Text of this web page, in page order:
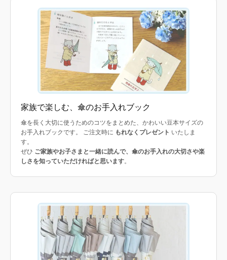
家族で楽しむ、傘のお手入れブック
傘を長く大切に使うためのコツをまとめた、かわいい豆本サイズの
お手入れブックです。 ご注文時に もれなくプレゼント いたしま
す。
ぜひ ご家族やお子さまと一緒に読んで、傘のお手入れの大切さや楽
しさを知っていただければと思います。